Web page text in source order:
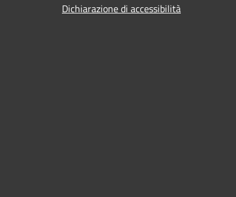
Dichiarazione di accessibilità